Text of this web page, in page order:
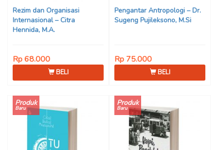
Rezim dan Organisasi
Internasional – Citra
Hennida, M.A.
Rp 68.000
BELI
Pengantar Antropologi – Dr.
Sugeng Pujileksono, M.Si
Rp 75.000
BELI
Produk
Baru
Produk
Baru